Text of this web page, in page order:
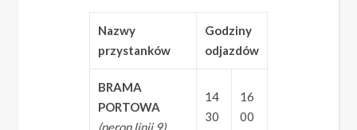
Nazwy
przystanków
Godziny
odjazdów
BRAMA
PORTOWA
(peron linii 9)
14
30
16
00